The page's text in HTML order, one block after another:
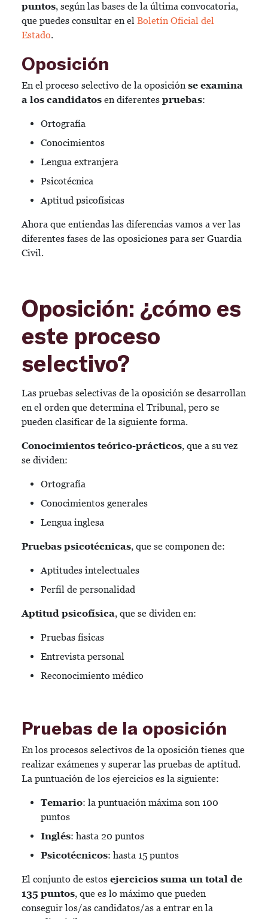
puntos, según las bases de la última convocatoria,
que puedes consultar en el Boletín Oficial del
Estado.
Oposición
En el proceso selectivo de la oposición se examina
a los candidatos en diferentes pruebas:
Ortografía
Conocimientos
Lengua extranjera
Psicotécnica
Aptitud psicofísicas
Ahora que entiendas las diferencias vamos a ver las
diferentes fases de las oposiciones para ser Guardia
Civil.
Oposición: ¿cómo es
este proceso
selectivo?
Las pruebas selectivas de la oposición se desarrollan
en el orden que determina el Tribunal, pero se
pueden clasificar de la siguiente forma.
Conocimientos teórico-prácticos, que a su vez
se dividen:
Ortografía
Conocimientos generales
Lengua inglesa
Pruebas psicotécnicas, que se componen de:
Aptitudes intelectuales
Perfil de personalidad
Aptitud psicofísica, que se dividen en:
Pruebas físicas
Entrevista personal
Reconocimiento médico
Pruebas de la oposición
En los procesos selectivos de la oposición tienes que
realizar exámenes y superar las pruebas de aptitud.
La puntuación de los ejercicios es la siguiente:
Temario: la puntuación máxima son 100
puntos
Inglés: hasta 20 puntos
Psicotécnicos: hasta 15 puntos
El conjunto de estos ejercicios suma un total de
135 puntos, que es lo máximo que pueden
conseguir los/as candidatos/as a entrar en la